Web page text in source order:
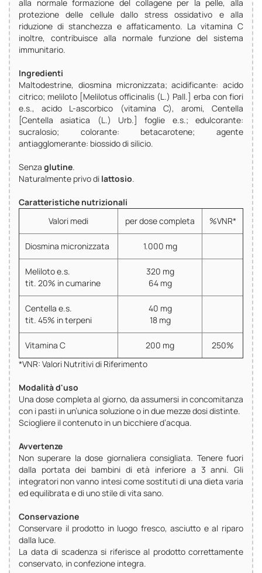
alla normale formazione del collagene per la pelle, alla
protezione delle cellule dallo stress ossidativo e alla
riduzione di stanchezza e affaticamento. La vitamina C
inoltre, contribuisce alla normale funzione del sistema
immunitario.
Ingredienti
Maltodestrine, diosmina micronizzata; acidificante: acido
citrico; meliloto [Melilotus officinalis (L.) Pall.] erba con fiori
e.s., acido L-ascorbico (vitamina C), aromi, Centella
[Centella asiatica (L.) Urb.] foglie e.s.; edulcorante:
sucralosio; colorante: betacarotene; agente
antiagglomerante: biossido di silicio.
Senza glutine.
Naturalmente privo di lattosio.
Caratteristiche nutrizionali
Valori medi
per dose completa %VNR*
Diosmina micronizzata 1.000 mg
Meliloto e.s.
tit. 20% in cumarine
320 mg
64 mg
Centella e.s.
tit. 45% in terpeni
40 mg
18 mg
Vitamina C 200 mg
250%
*VNR: Valori Nutritivi di Riferimento
Modalità d'uso
Una dose completa al giorno, da assumersi in concomitanza
con i pasti in un’unica soluzione o in due mezze dosi distinte.
Sciogliere il contenuto in un bicchiere d’acqua.
Avvertenze
Non superare la dose giornaliera consigliata. Tenere fuori
dalla portata dei bambini di età inferiore a 3 anni. Gli
integratori non vanno intesi come sostituti di una dieta varia
ed equilibrata e di uno stile di vita sano.
Conservazione
Conservare il prodotto in luogo fresco, asciutto e al riparo
dalla luce.
La data di scadenza si riferisce al prodotto correttamente
conservato, in confezione integra.